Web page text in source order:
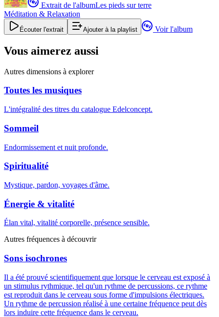
Extrait de l'albumLes pieds sur terre
Méditation & Relaxation
Écouter l'extrait Ajouter à la playlist Voir l'album
Vous aimerez aussi
Autres dimensions à explorer
Toutes les musiques
L'intégralité des titres du catalogue Edelconcept.
Sommeil
Endormissement et nuit profonde.
Spiritualité
Mystique, pardon, voyages d'âme.
Énergie & vitalité
Élan vital, vitalité corporelle, présence sensible.
Autres fréquences à découvrir
Sons isochrones
Il a été prouvé scientifiquement que lorsque le cerveau est exposé à
un stimulus rythmique, tel qu'un rythme de percussions, ce rythme
est reproduit dans le cerveau sous forme d'impulsions électriques.
Un rythme de percussion réalisé à une certaine fréquence peut dès
lors induire cette fréquence dans le cerveau.